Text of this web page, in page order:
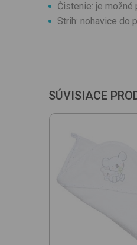
Čistenie: je možné
Strih: nohavice do
SÚVISIACE